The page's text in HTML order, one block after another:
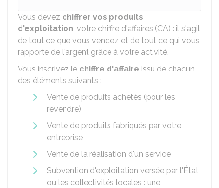
Vous devez chiffrer vos produits
d'exploitation, votre chiffre d'affaires (CA) : il s'agit
de tout ce que vous vendez et de tout ce qui vous
rapporte de l'argent grâce à votre activité.
Vous inscrivez le chiffre d'affaire issu de chacun
des éléments suivants :
Vente de produits achetés (pour les
revendre)
Vente de produits fabriqués par votre
entreprise
Vente de la réalisation d'un service
Subvention d'exploitation versée par l'État
ou les collectivités locales : une